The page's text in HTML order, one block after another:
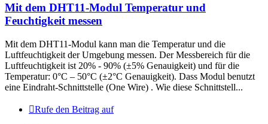
Mit dem DHT11-Modul Temperatur und
Feuchtigkeit messen
Mit dem DHT11-Modul kann man die Temperatur und die
Luftfeuchtigkeit der Umgebung messen. Der Messbereich für die
Luftfeuchtigkeit ist 20% - 90% (±5% Genauigkeit) und für die
Temperatur: 0°C – 50°C (±2°C Genauigkeit). Dass Modul benutzt
eine Eindraht-Schnittstelle (One Wire) . Wie diese Schnittstell...
Rufe den Beitrag auf